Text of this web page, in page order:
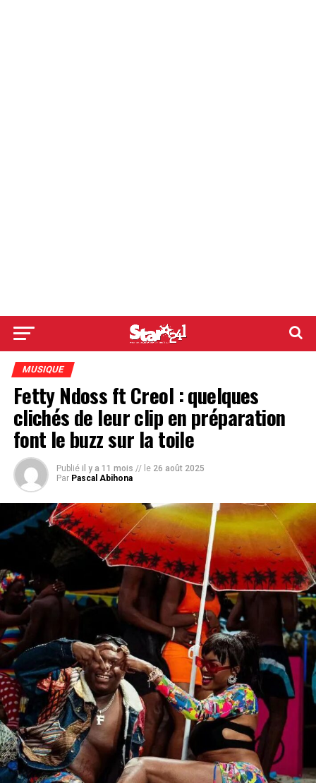
MUSIQUE
Fetty Ndoss ft Creol : quelques
clichés de leur clip en préparation
font le buzz sur la toile
Publié il y a 11 mois // le 26 août 2025
Par Pascal Abihona